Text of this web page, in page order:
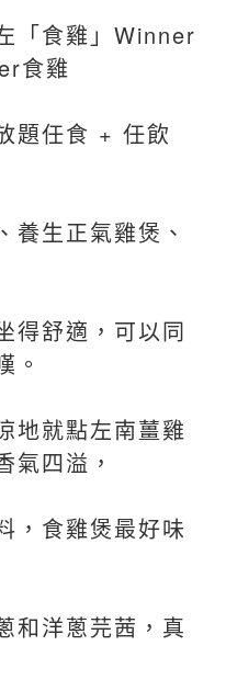
食雞」 Winner
食雞
題任食 + 任飲
養生正氣雞煲、
得舒適，可以同
。
地就點左南薑雞
氣四溢，
，食雞煲最好味
和洋蔥芫茜，真